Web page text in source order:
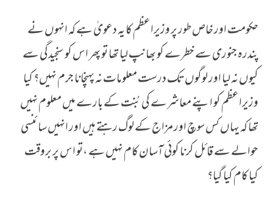
حکومت اور خاص طور پر وزیراعظم کا یہ دعویٰ ہے کہ انہوں نے
پندرہ جنوری سے خطرے کو بھانپ لیا تھا تو پھر اس کو سنجیدگی سے
کیوں نہ لیا اور لوگوں تک درست معلومات نہ پہنچانا جرم نہیں؟ کیا
وزیراعظم کو اپنے معاشرے کی بُنت کے بارے میں معلوم نہیں
تھا کہ یہاں کس سوچ اور مزاج کے لوگ رہتے ہیں اور انہیں سائنسی
حوالے سے قائل کرنا کوئی آسان کام نہیں ہے ،تو اس پر بروقت
کیا کام کیا گیا؟